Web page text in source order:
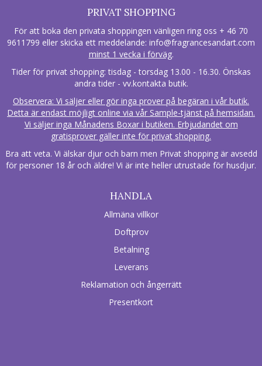
PRIVAT SHOPPING
För att boka den privata shoppingen vänligen ring oss + 46 70
9611799 eller skicka ett meddelande: info@fragrancesandart.com
minst 1 vecka i förväg.
Tider för privat shopping: tisdag - torsdag 13.00 - 16.30. Önskas
andra tider - vv.kontakta butik.
Observera: Vi säljer eller gör inga prover på begäran i vår butik.
Detta är endast möjligt online via vår Sample-tjänst på hemsidan.
Vi säljer inga Månadens Boxar i butiken. Erbjudandet om
gratisprover gäller inte för privat shopping.
Bra att veta. Vi älskar djur och barn men Privat shopping är avsedd
för personer 18 år och äldre! Vi är inte heller utrustade för husdjur.
HANDLA
Allmäna villkor
Doftprov
Betalning
Leverans
Reklamation och ångerrätt
Presentkort